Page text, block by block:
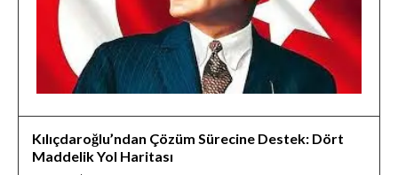
Kılıçdaroğlu’ndan Çözüm Sürecine Destek: Dört
Maddelik Yol Haritası